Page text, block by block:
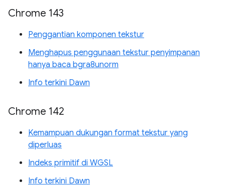
Chrome 143
Penggantian komponen tekstur
Menghapus penggunaan tekstur penyimpanan
hanya baca bgra8unorm
Info terkini Dawn
Chrome 142
Kemampuan dukungan format tekstur yang
diperluas
Indeks primitif di WGSL
Info terkini Dawn